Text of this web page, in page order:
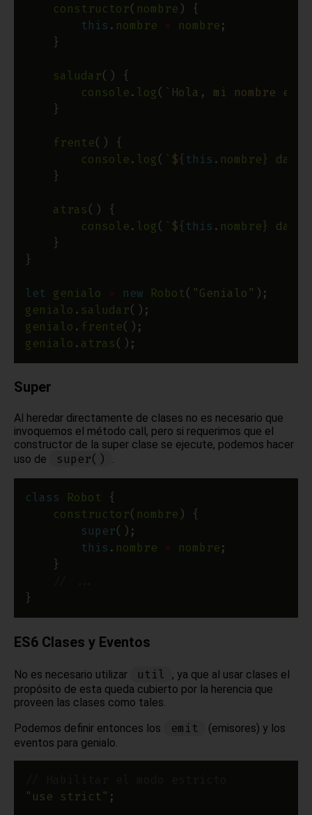
constructor( nombre
this . nombre = nombre
saludar
console. log( `Hola, mi nombre es
frente
console. log( ` ${ this . nombre }
da
atras
console. log( ` ${ this . nombre }
da
let genialo = new Robot( "Genialo"
genialo . saludar
genialo . frente
genialo . atras
Super
Al heredar directamente de clases no es necesario que
invoquemos el método call, pero si requerimos que el
constructor de la super clase se ejecute, podemos hacer
uso de
super() .
class Robot
constructor( nombre
super
this . nombre = nombre
ES6 Clases y Eventos
No es necesario utilizar util
, ya que al usar clases el
propósito de esta queda cubierto por la herencia que
proveen las clases como tales.
Podemos definir entonces los
emit
(emisores) y los
eventos para genialo.
"use strict"